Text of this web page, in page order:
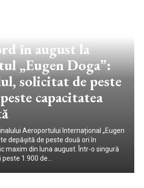
în august la
„Eugen Doga”:
solicitat de peste
capacitatea
Aeroportului Internațional „Eugen
depășită de peste două ori în
maxim din luna august. Într-o singură
1.900 de...